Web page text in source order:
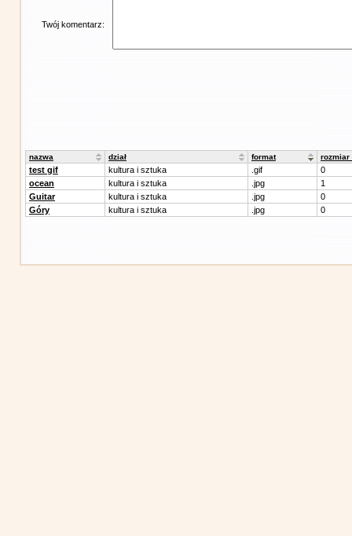
Twój komentarz:
nazwa dział format rozmiar
test gif kultura i sztuka .gif
0
ocean
kultura i sztuka .jpg
1
Guitar
kultura i sztuka .jpg
0
Góry
kultura i sztuka .jpg 0